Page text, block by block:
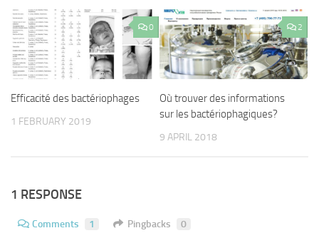
0
Efficacité des bactériophages
1 FEBRUARY 2019
2
Où trouver des informations
sur les bactériophagiques?
9 APRIL 2018
1 RESPONSE
Comments 1 Pingbacks 0